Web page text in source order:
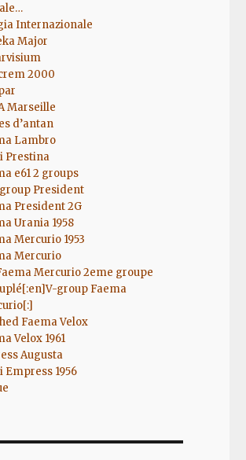
Internazionale
Major
2000
Marseille
d’antan
Lambro
Prestina
e61 2 groups
President
President 2G
Urania 1958
Mercurio 1953
Mercurio
Mercurio 2eme groupe
group Faema
Faema Velox
Velox 1961
Augusta
Empress 1956